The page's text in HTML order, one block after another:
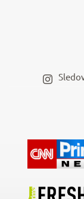
Hodnocení